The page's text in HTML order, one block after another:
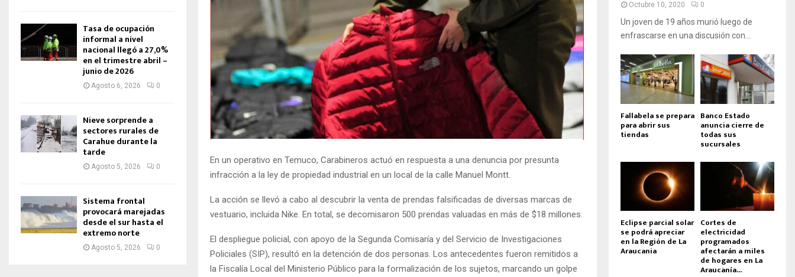
En un operativo en Temuco, Carabineros actuó en respuesta a una denuncia por presunta
infracción a la ley de propiedad industrial en un local de la calle Manuel Montt.
La acción se llevó a cabo al descubrir la venta de prendas falsificadas de diversas marcas de
vestuario, incluida Nike. En total, se decomisaron 500 prendas valuadas en más de $18 millones.
El despliegue policial, con apoyo de la Segunda Comisaría y del Servicio de Investigaciones
Policiales (SIP), resultó en la detención de dos personas. Los antecedentes fueron remitidos a
la Fiscalía Local del Ministerio Público para la formalización de los sujetos, marcando un golpe
Tasa de ocupación
informal a nivel
nacional llegó a 27,0%
en el trimestre abril –
junio de 2026
Agosto 6, 2026 0
Nieve sorprende a
sectores rurales de
Carahue durante la
tarde
Agosto 5, 2026 0
Sistema frontal
provocará marejadas
desde el sur hasta el
extremo norte
Agosto 5, 2026 0
Octubre 10, 2020 0
Un joven de 19 años murió luego de
enfrascarse en una discusión con...
Fallabela se prepara
para abrir sus
tiendas
Banco Estado
anuncia cierre de
todas sus
sucursales
Eclipse parcial solar
se podrá apreciar
en la Región de La
Araucania
Cortes de
electricidad
programados
afectarán a miles
de hogares en La
Araucanía...